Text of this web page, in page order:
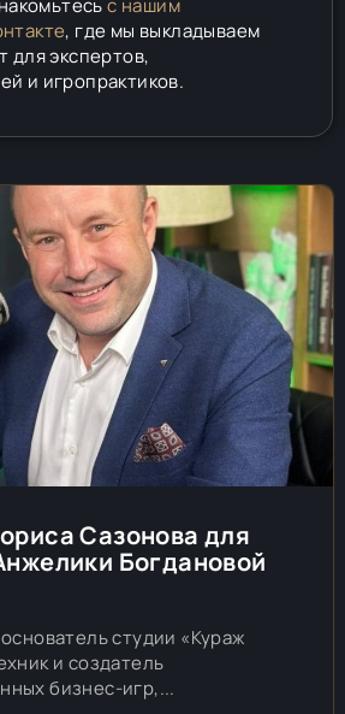
с нашим
, где мы выкладываем
для экспертов,
и игропрактиков.
Сазонова для
Богдановой
студии «Кураж
и создатель
бизнес-игр,...